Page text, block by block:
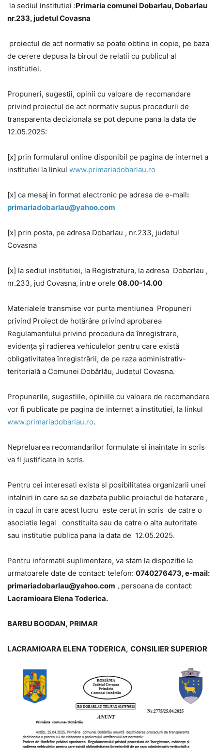
 la sediul institutiei :Primaria comunei Dobarlau, Dobarlau
nr.233, judetul Covasna
 proiectul de act normativ se poate obtine in copie, pe baza
de cerere depusa la biroul de relatii cu publicul al
institutiei.
Propuneri, sugestii, opinii cu valoare de recomandare
privind proiectul de act normativ supus procedurii de
transparenta decizionala se pot depune pana la data de
12.05.2025:
[x] prin formularul online disponibil pe pagina de internet a
institutiei la linkul www.primariadobarlau.ro
[x] ca mesaj in format electronic pe adresa de e-mail:
primariadobarlau@yahoo.com
[x] prin posta, pe adresa Dobarlau , nr.233, judetul
Covasna
[x] la sediul institutiei, la Registratura, la adresa Dobarlau ,
nr.233, jud Covasna, intre orele 08.00-14.00
Materialele transmise vor purta mentiunea Propuneri
privind Proiect de hotărâre privind aprobarea
Regulamentului privind procedura de înregistrare,
evidența și radierea vehiculelor pentru care există
obligativitatea înregistrării, de pe raza administrativ-
teritorială a Comunei Dobârlău, Județul Covasna.
Propunerile, sugestiile, opiniile cu valoare de recomandare
vor fi publicate pe pagina de internet a institutiei, la linkul
www.primariadobarlau.ro.
Nepreluarea recomandarilor formulate si inaintate in scris
va fi justificata in scris.
Pentru cei interesati exista si posibilitatea organizarii unei
intalniri in care sa se dezbata public proiectul de hotarare ,
in cazul in care acest lucru este cerut in scris de catre o
asociatie legal constituita sau de catre o alta autoritate
sau institutie publica pana la data de 12.05.2025.
Pentru informatii suplimentare, va stam la dispozitie la
urmatoarele date de contact: telefon: 0740276473, e-mail:
primariadobarlau@yahoo.com , persoana de contact:
Lacramioara Elena Toderica.
BARBU BOGDAN, PRIMAR
LACRAMIOARA ELENA TODERICA, CONSILIER SUPERIOR